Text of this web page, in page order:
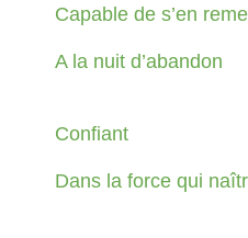
Capable de s’en
A la nuit d’abandon
Confiant
Dans la force qui